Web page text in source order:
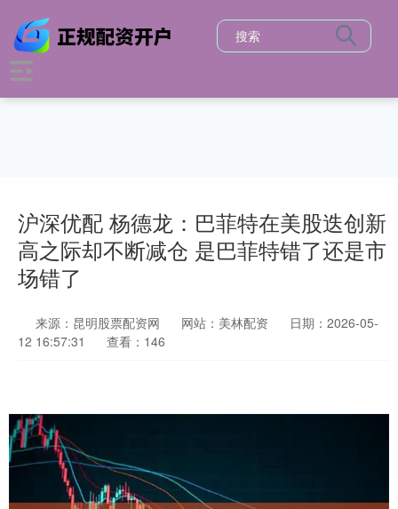
沪深优配 杨德龙：巴菲特在美股迭创新
高之际却不断减仓 是巴菲特错了还是市
场错了
来源：昆明股票配资网 网站：美林配资
日期：2026-05-
12 16:57:31
查看：146